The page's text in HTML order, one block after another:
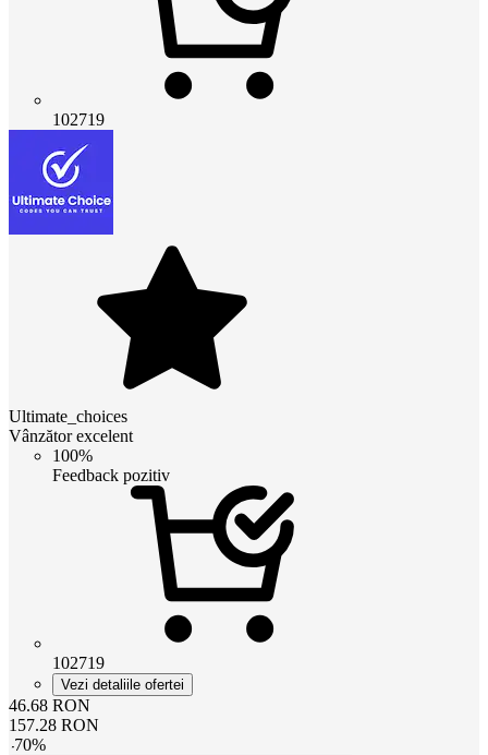
102719
Ultimate_choices
Vânzător excelent
100%
Feedback pozitiv
102719
Vezi detaliile ofertei
46.68 RON
157.28 RON
-70%